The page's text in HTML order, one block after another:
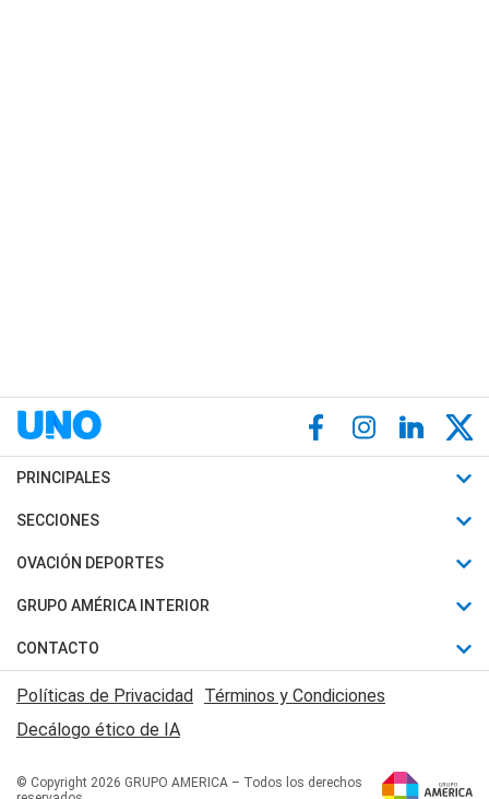
PRINCIPALES
Últimas Noticias
Política
Judiciales
Economia
SECCIONES
Horóscopo
Motores
Trucos caseros
Series y Películas
Edictos y Solicitadas
OVACIÓN DEPORTES
Fútbol
Mundial
Automovilismo
Rugby
Básquet
GRUPO AMÉRICA INTERIOR
Canal 7 en Vivo
San Juan 8
CONTACTO
Acerca de Nosotros
Contactanos
Políticas de Privacidad Términos y Condiciones
Decálogo ético de IA
© Copyright 2026 GRUPO AMERICA – Todos los derechos